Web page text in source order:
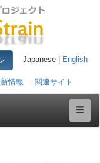
Japanese | English
新情報 関連サイト